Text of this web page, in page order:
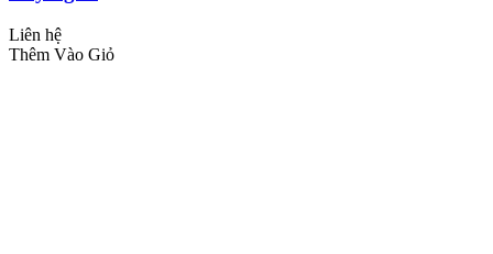
Liên hệ
Thêm Vào Giỏ